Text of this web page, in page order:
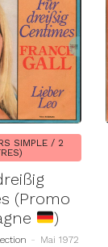
SIMPLE / 2
(Promo
)
- Mai 1972